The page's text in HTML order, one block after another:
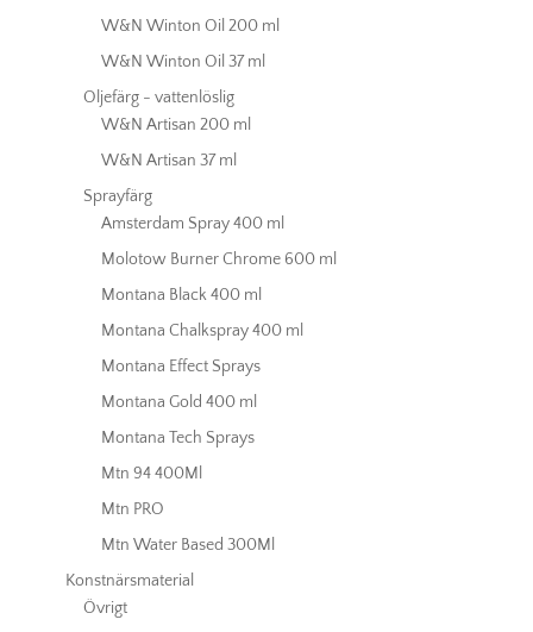
W&N Winton Oil 200 ml
W&N Winton Oil 37 ml
Oljefärg - vattenlöslig
W&N Artisan 200 ml
W&N Artisan 37 ml
Sprayfärg
Amsterdam Spray 400 ml
Molotow Burner Chrome 600 ml
Montana Black 400 ml
Montana Chalkspray 400 ml
Montana Effect Sprays
Montana Gold 400 ml
Montana Tech Sprays
Mtn 94 400Ml
Mtn PRO
Mtn Water Based 300Ml
Konstnärsmaterial
Övrigt